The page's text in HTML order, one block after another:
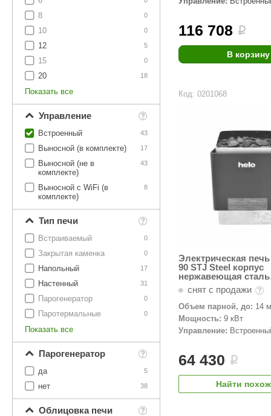
Для дома и дачи
Акции и скидки
Этна
Tikkurila Elcon
TABA MAGNUM
Termomuros
Finn icon Размахайка
0
8
0
10
5
12
0
15
18
20
Показать все
Управление
43
Встроенный
17
Выносной (в комплекте)
43
Выносной (не в
комплекте)
8
Выносной с WiFi (в
комплекте)
Тип печи
0
Встраиваемый
0
Закрытая каменка
17
Напольный
31
Настенный
0
Парогенератор
0
Паротермальные
Показать все
Парогенератор
5
да
38
нет
Облицовка печи
116 708 i
В корзину
Код: 0201068
Электрическая
90 STJ Steel корпус
нержавеющая сталь
(встроенный пульт)
снят с продажи
Объем парной, до: 14
Мощность: 9 кВт
Управление:
64 430 i
Найти